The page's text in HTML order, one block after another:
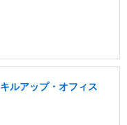
ルアップ・オフィス